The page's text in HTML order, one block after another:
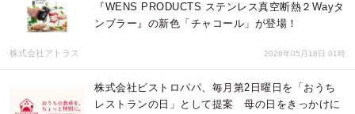
『WENS PRODUCTS ステンレス真空断熱２Wayタ
ンブラー』の新色「チャコール」が登場！
株式会社アトラス 2026年05月18日 01時
株式会社ビストロパパ、毎月第2日曜日を「おうち
レストランの日」として提案 母の日をきっかけに